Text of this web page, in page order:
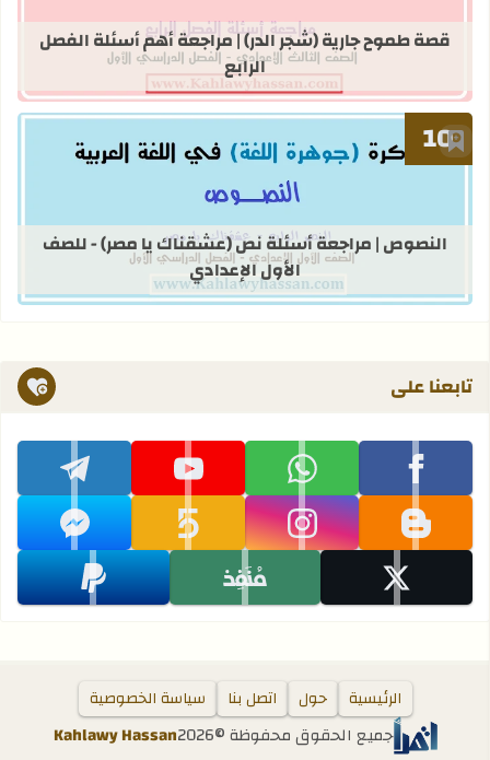
قراءة المزيد عن قصة طموح جارية
قصة طموح جارية (شجر الدر) | مراجعة أهم أسئلة الفصل
الرابع
أضف إلى العلامات المرجعية
قراءة المزيد عن النصوص | مراجعة
النصوص | مراجعة أسئلة نص (عشقناك يا مصر) - للصف
الأول الإعدادي
تابعنا على
تابعنا على facebook تابعنا على whatsapp تابعنا على youtube
تابعنا على telegram
تابعنا على blogger
تابعنا على instagram تابعنا على khamsat
تابعنا على messenger
تابعنا على x
تابعنا على monafiz تابعنا على paypal
جميع الحقوق محفوظة ©2026
Kahlawy Hassan
الرئيسية حول اتصل بنا سياسة الخصوصية